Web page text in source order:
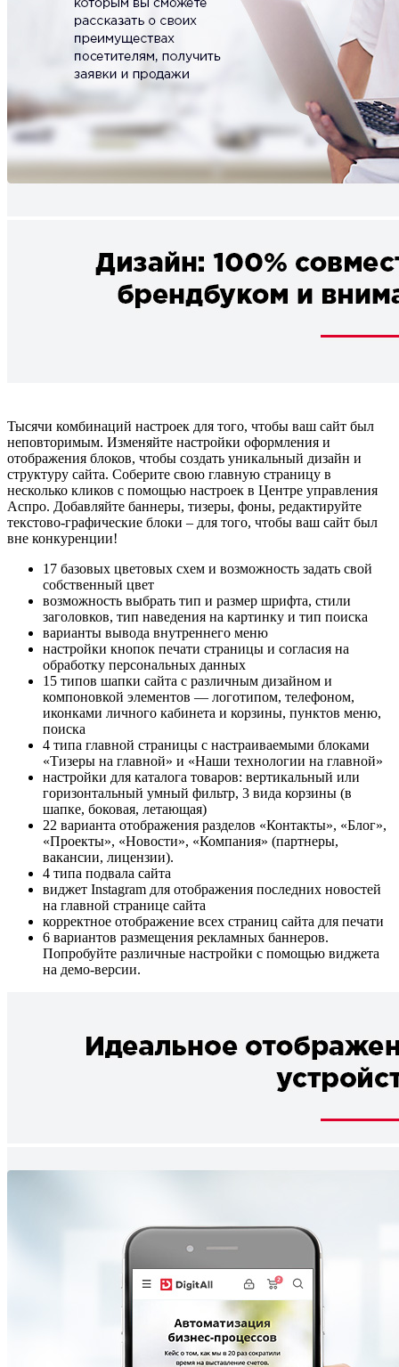
Тысячи комбинаций настроек для того, чтобы ваш сайт был
неповторимым. Изменяйте настройки оформления и
отображения блоков, чтобы создать уникальный дизайн и
структуру сайта. Соберите свою главную страницу в
несколько кликов с помощью настроек в Центре управления
Аспро. Добавляйте баннеры, тизеры, фоны, редактируйте
текстово-графические блоки – для того, чтобы ваш сайт был
вне конкуренции!
17 базовых цветовых схем и возможность задать свой
собственный цвет
возможность выбрать тип и размер шрифта, стили
заголовков, тип наведения на картинку и тип поиска
варианты вывода внутреннего меню
настройки кнопок печати страницы и согласия на
обработку персональных данных
15 типов шапки сайта с различным дизайном и
компоновкой элементов — логотипом, телефоном,
иконками личного кабинета и корзины, пунктов меню,
поиска
4 типа главной страницы с настраиваемыми блоками
«Тизеры на главной» и «Наши технологии на главной»
настройки для каталога товаров: вертикальный или
горизонтальный умный фильтр, 3 вида корзины (в
шапке, боковая, летающая)
22 варианта отображения разделов «Контакты», «Блог»,
«Проекты», «Новости», «Компания» (партнеры,
вакансии, лицензии).
4 типа подвала сайта
виджет Instagram для отображения последних новостей
на главной странице сайта
корректное отображение всех страниц сайта для печати
6 вариантов размещения рекламных баннеров.
Попробуйте различные настройки с помощью виджета
на демо-версии.